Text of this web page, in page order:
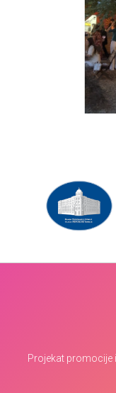
Projekat promocije